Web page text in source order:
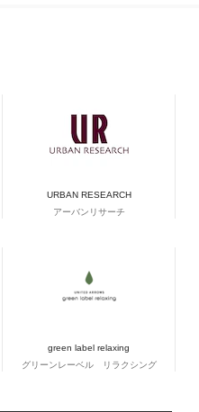
URBAN RESEARCH
アーバンリサーチ
green label relaxing
グリーンレーベル リラクシング